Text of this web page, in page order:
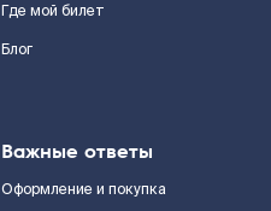
Где мой билет
Блог
Важные ответы
Оформление и покупка